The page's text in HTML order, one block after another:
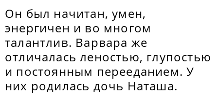
Он был начитан, умен,
энергичен и во многом
талантлив. Варвара же
отличалась леностью, глупостью
и постоянным перееданием. У
них родилась дочь Наташа.